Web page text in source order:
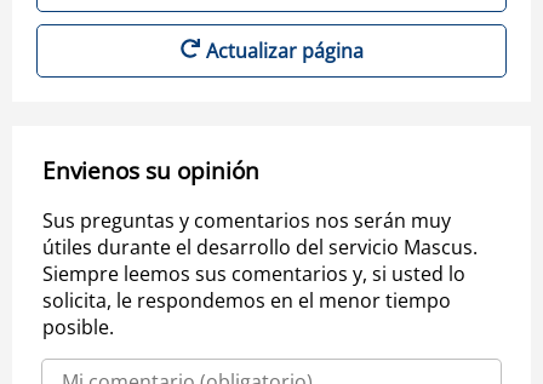
Actualizar página
Envienos su opinión
Sus preguntas y comentarios nos serán muy
útiles durante el desarrollo del servicio Mascus.
Siempre leemos sus comentarios y, si usted lo
solicita, le respondemos en el menor tiempo
posible.